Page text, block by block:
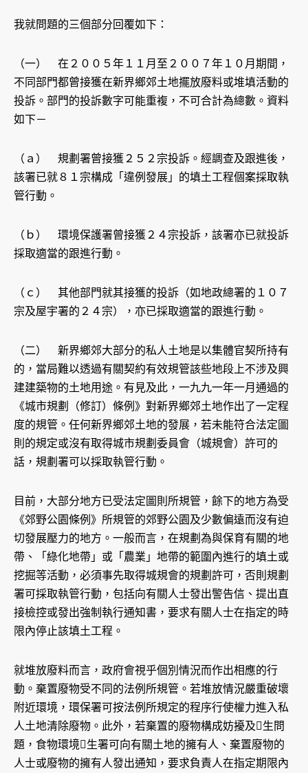
我就問題的三個部分回覆如下：
（一） 在２００５年１１月至２００７年１０月期間，
不同部門都曾接獲在新界鄉郊土地擺放廢料或堆填活動的
投訴。部門的投訴數字可能重複，不可合計為總數。資料
如下－
（ａ） 規劃署曾接獲２５２宗投訴。經調查及跟進後，
該署已就８１宗構成「違例發展」的填土工程個案採取執
管行動。
（ｂ） 環境保護署曾接獲２４宗投訴，該署亦已就投訴
採取適當的跟進行動。
（ｃ） 其他部門就其接獲的投訴（如地政總署的１０７
宗及屋宇署的２４宗），亦已採取適當的跟進行動。
（二） 新界鄉郊大部分的私人土地是以集體官契所持有
的，當局難以透過有關契約有效規管該些地段上不涉及興
建建築物的土地用途。有見及此，一九九一年一月通過的
《城市規劃（修訂）條例》對新界鄉郊土地作出了一定程
度的規管。任何新界鄉郊土地的發展，若未能符合法定圖
則的規定或沒有取得城市規劃委員會（城規會）許可的
話，規劃署可以採取執管行動。
目前，大部分地方已受法定圖則所規管，餘下的地方為受
《郊野公園條例》所規管的郊野公園及少數偏遠而沒有迫
切發展壓力的地方。一般而言，在規劃為與保育有關的地
帶、「綠化地帶」或「農業」地帶的範圍內進行的填土或
挖掘等活動，必須事先取得城規會的規劃許可，否則規劃
署可採取執管行動，包括向有關人士發出警告信、提出直
接檢控或發出強制執行通知書，要求有關人士在指定的時
限內停止該填土工程。
就堆放廢料而言，政府會視乎個別情況而作出相應的行
動。棄置廢物受不同的法例所規管。若堆放情況嚴重破壞
附近環境，環保署可按法例所規定的程序行使權力進入私
人土地清除廢物。此外，若棄置的廢物構成妨擾及生問
題，食物環境生署可向有關土地的擁有人、棄置廢物的
人士或廢物的擁有人發出通知，要求負責人在指定期限內